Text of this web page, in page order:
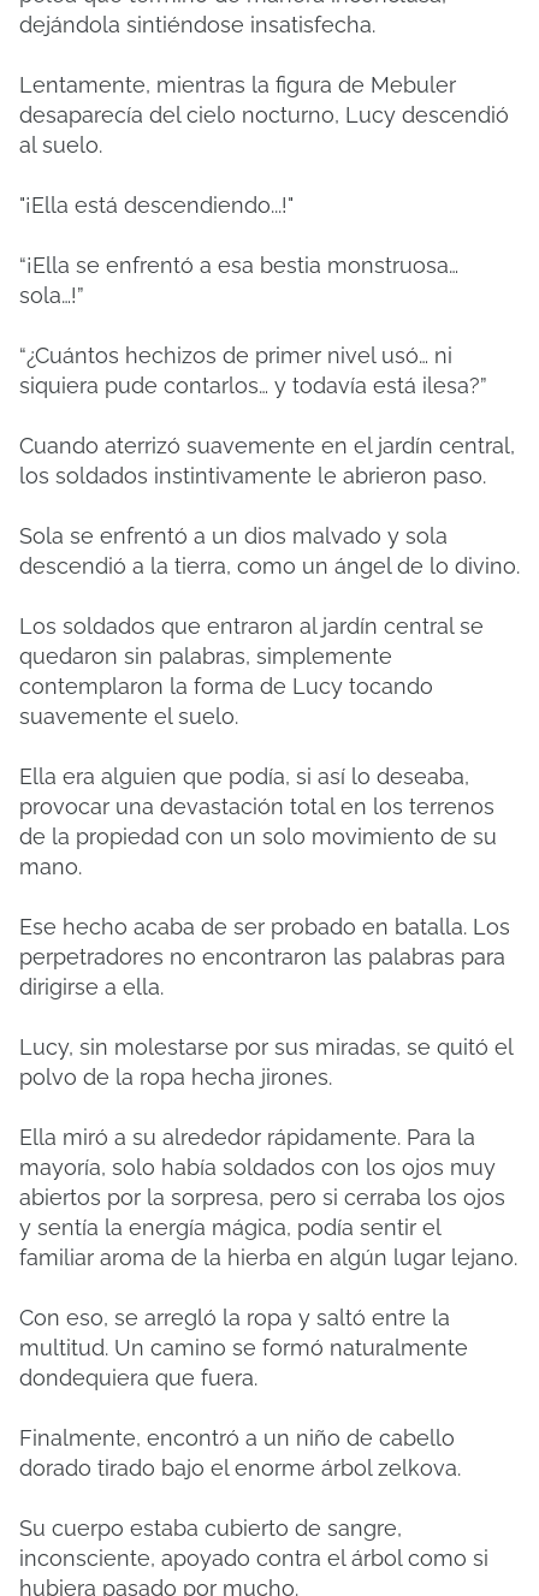
dejándola sintiéndose insatisfecha.
Lentamente, mientras la figura de Mebuler
desaparecía del cielo nocturno, Lucy descendió
al suelo.
"¡Ella está descendiendo...!"
“¡Ella se enfrentó a esa bestia monstruosa…
sola…!”
“¿Cuántos hechizos de primer nivel usó… ni
siquiera pude contarlos… y todavía está ilesa?”
Cuando aterrizó suavemente en el jardín central,
los soldados instintivamente le abrieron paso.
Sola se enfrentó a un dios malvado y sola
descendió a la tierra, como un ángel de lo divino.
Los soldados que entraron al jardín central se
quedaron sin palabras, simplemente
contemplaron la forma de Lucy tocando
suavemente el suelo.
Ella era alguien que podía, si así lo deseaba,
provocar una devastación total en los terrenos
de la propiedad con un solo movimiento de su
mano.
Ese hecho acaba de ser probado en batalla. Los
perpetradores no encontraron las palabras para
dirigirse a ella.
Lucy, sin molestarse por sus miradas, se quitó el
polvo de la ropa hecha jirones.
Ella miró a su alrededor rápidamente. Para la
mayoría, solo había soldados con los ojos muy
abiertos por la sorpresa, pero si cerraba los ojos
y sentía la energía mágica, podía sentir el
familiar aroma de la hierba en algún lugar lejano.
Con eso, se arregló la ropa y saltó entre la
multitud. Un camino se formó naturalmente
dondequiera que fuera.
Finalmente, encontró a un niño de cabello
dorado tirado bajo el enorme árbol zelkova.
Su cuerpo estaba cubierto de sangre,
inconsciente, apoyado contra el árbol como si
hubiera pasado por mucho.